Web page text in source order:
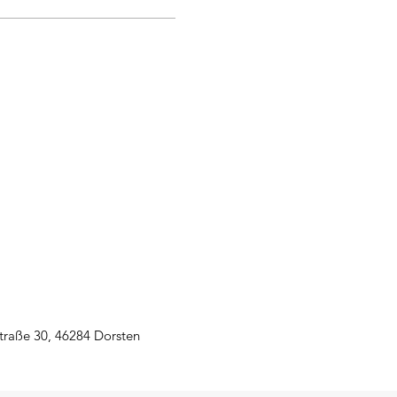
in der Reihenfolge der
30, 46284 Dorsten